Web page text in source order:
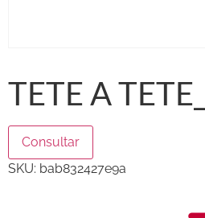
TETE A
Consultar
SKU: bab832427e9a